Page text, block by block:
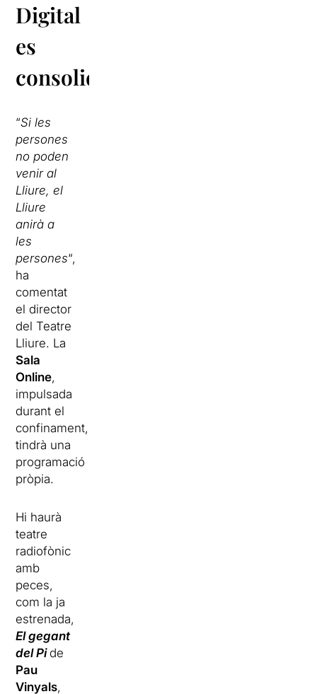
Digital
es
consolida
“Si les
persones
no poden
venir al
Lliure, el
Lliure
anirà a
les
persones“,
ha
comentat
el director
del Teatre
Lliure. La
Sala
Online,
impulsada
durant el
confinament,
tindrà una
programació
pròpia.
Hi haurà
teatre
radiofònic
amb
peces,
com la ja
estrenada,
El gegant
del Pi de
Pau
Vinyals,